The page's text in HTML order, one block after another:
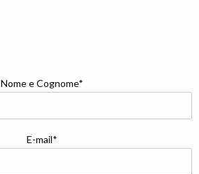
Nome e Cognome*
E-mail*